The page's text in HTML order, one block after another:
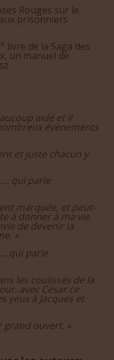
Rouges sur le
prisonniers
livre de la Saga des
un manuel de
aidé et il
évènements
et juste chacun y
qui parle
marquée, et peut-
à donner à ma vie.
de devenir la
»
qui parle
les coulisses de la
avec César ce
yeux à Jacques et
ouvert. »